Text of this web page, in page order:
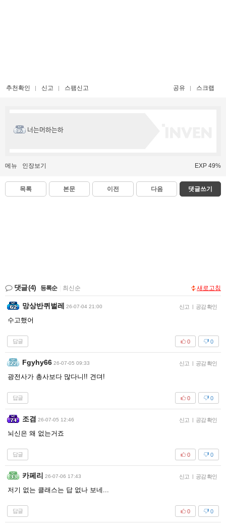
추천확인 신고 스팸신고 공유 스크랩
너는머하는하
메뉴 인장보기 EXP 49%
목록 본문 이전 다음 댓글쓰기
댓글(4) 등록순 최신순 새로고침
망상반퀴벌레 26-07-04 21:00 신고 | 공감 확인
수고했어
답글 0
0
Fgyhy66 26-07-05 09:33 신고 | 공감 확인
광전사가 총사보다 많다니!! 견뎌!
답글 0
0
조겸 26-07-05 12:46 신고 | 공감 확인
뇌신은 왜 없는거죠
답글 0
0
카페리 26-07-06 17:43 신고 | 공감 확인
저기 없는 클래스는 답 없나 보네...
답글 0
0